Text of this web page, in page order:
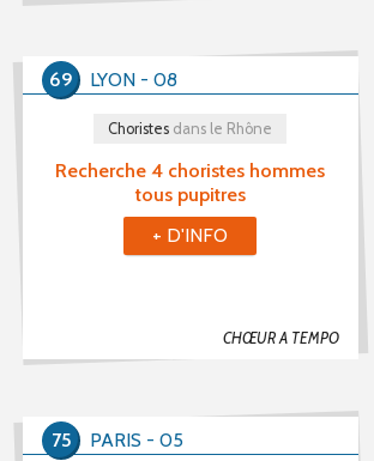
Recherche 4 choristes hommes
tous pupitres
CHŒUR A TEMPO
Choristes dans le Rhône
LYON - 08
69
+ D'INFO
PARIS - 05
75